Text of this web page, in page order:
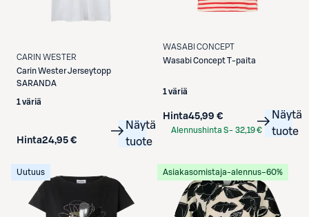
CARIN WESTER
Carin WesterJerseytopp
SARANDA
1 väriä
Hinta24,95 €
Näytä
tuote
WASABI CONCEPT
Wasabi Concept T-paita
1 väriä
Hinta45,99 €
Alennushinta S- 32,19 €
Näytä
tuote
Uutuus Asiakasomistaja-alennus−60%